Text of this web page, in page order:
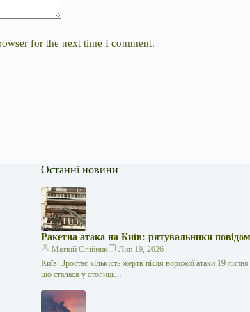
for the next time I comment.
Останні новини
Ракетна атака на Київ: рятувальники
Матвій Олійник
Лип 19, 2026
Київ: Зростає кількість жертв після ворожої атаки 19
що сталася у столиці…